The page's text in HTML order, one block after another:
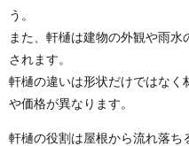
う。
また、軒樋は建物の外観や雨
されます。
軒樋の違いは形状だけではなく
や価格が異なります。
軒樋の役割は屋根から流れ落ち